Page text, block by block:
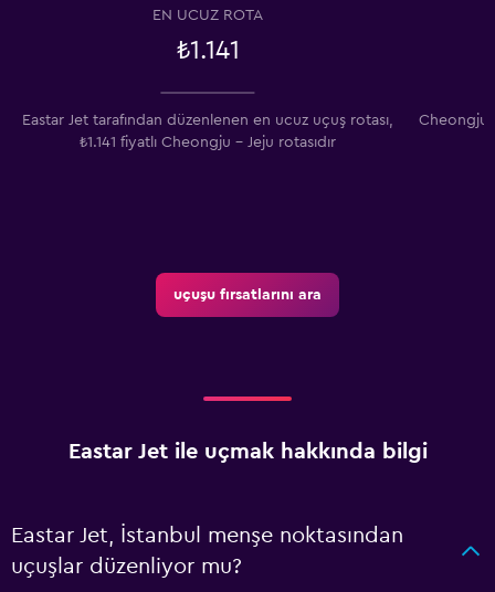
EN UCUZ ROTA
₺1.141
Eastar Jet tarafından düzenlenen en ucuz uçuş rotası,
₺1.141 fiyatlı Cheongju - Jeju rotasıdır
Cheongju
uçuşu fırsatlarını ara
Eastar Jet ile uçmak hakkında bilgi
Eastar Jet, İstanbul menşe noktasından
uçuşlar düzenliyor mu?